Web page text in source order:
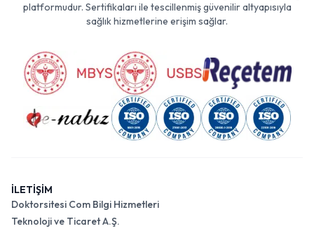
platformudur. Sertifikaları ile tescillenmiş güvenilir altyapısıyla
sağlık hizmetlerine erişim sağlar.
İLETİŞİM
Doktorsitesi Com Bilgi Hizmetleri
Teknoloji ve Ticaret A.Ş.